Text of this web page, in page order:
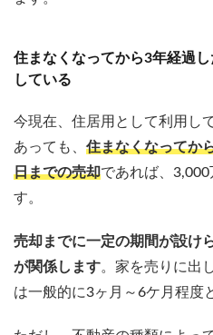
住まなくなってから3年経過
している
今現在、住居用として利用し
あっても、 住まなくなってか
日までの売却であれば、
す。
売却までに一定の期間が設け
が関係します。家を売りに出
は一般的に3ヶ月～6ケ月程度